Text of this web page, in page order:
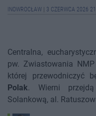
INOWROCŁAW 3 CZERWCA 2026
Centralna,
pw. Zwiastowania
której przewodniczyć
Polak. Wierni przejdą
Solankową, al.